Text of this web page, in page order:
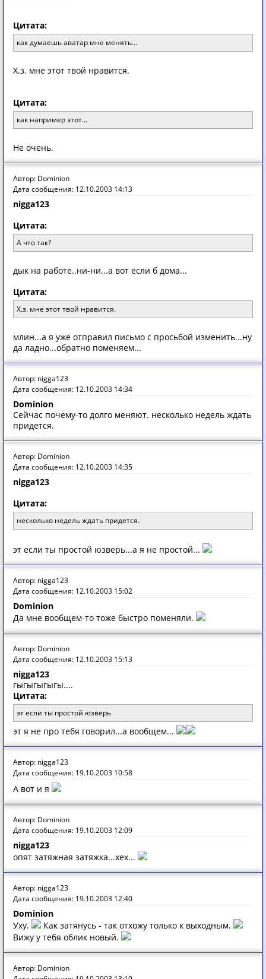
Цитата:
как думаешь аватар мне менять...
Х.з. мне этот твой нравится.
Цитата:
как например этот...
Не очень.
Автор: Dominion
Дата сообщения: 12.10.2003 14:13
nigga123
Цитата:
А что так?
дык на работе..ни-ни...а вот если б дома...
Цитата:
Х.з. мне этот твой нравится.
млин...а я уже отправил письмо с просьбой изменить...ну
да ладно...обратно поменяем...
Автор: nigga123
Дата сообщения: 12.10.2003 14:34
Dominion
Сейчас почему-то долго меняют. несколько недель ждать
придется.
Автор: Dominion
Дата сообщения: 12.10.2003 14:35
nigga123
Цитата:
несколько недель ждать придется.
эт если ты простой юзверь...а я не простой...
Автор: nigga123
Дата сообщения: 12.10.2003 15:02
Dominion
Да мне вообщем-то тоже быстро поменяли.
Автор: Dominion
Дата сообщения: 12.10.2003 15:13
nigga123
гыгыгыгыгы....
Цитата:
эт если ты простой юзверь
эт я не про тебя говорил...а вообщем...
Автор: nigga123
Дата сообщения: 19.10.2003 10:58
А вот и я
Автор: Dominion
Дата сообщения: 19.10.2003 12:09
nigga123
опят затяжная затяжка...хех...
Автор: nigga123
Дата сообщения: 19.10.2003 12:40
Dominion
Уху.
Как затянусь - так отхожу только к выходным.
Вижу у тебя облик новый.
Автор: Dominion